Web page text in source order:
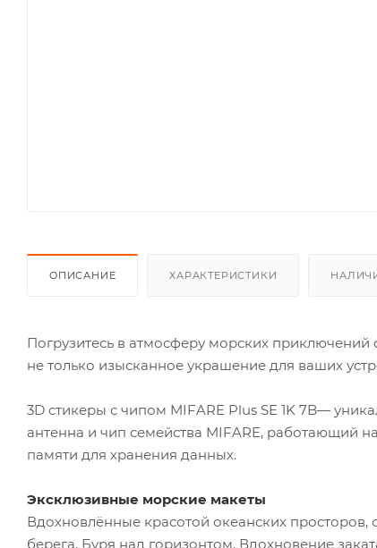
ОПИСАНИЕ ХАРАКТЕРИСТИКИ
Погрузитесь в атмосферу морских
не только изысканное украшение для ваших
3D стикеры с чипом MIFARE Plus SE 1K 7B—
антенна и чип семейства MIFARE, работающий
памяти для хранения данных.
Эксклюзивные морские макеты
Вдохновлённые красотой океанских просторов,
берега, Буря над горизонтом, Вдохновение